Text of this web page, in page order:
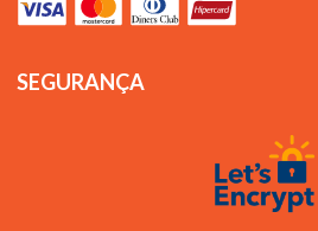
SEGURANÇA